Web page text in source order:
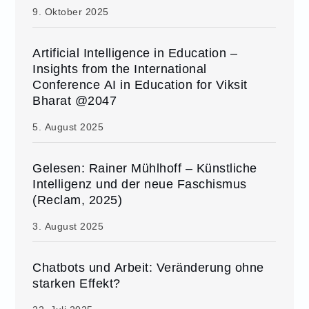
9. Oktober 2025
Artificial Intelligence in Education –
Insights from the International
Conference AI in Education for Viksit
Bharat @2047
5. August 2025
Gelesen: Rainer Mühlhoff – Künstliche
Intelligenz und der neue Faschismus
(Reclam, 2025)
3. August 2025
Chatbots und Arbeit: Veränderung ohne
starken Effekt?